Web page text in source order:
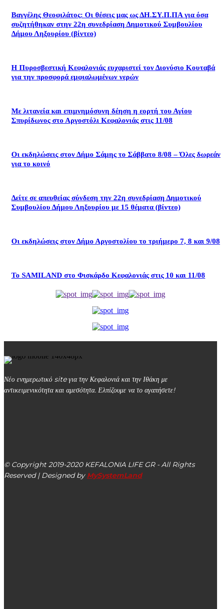
Βαγγέλης Θεοφιλάτος: Οι θέσεις μας ως ΔΗ.ΣΥ.Π.ΠΑ για όσα
συζητήθηκαν στην 22η συνεδρίαση Δημοτικού Συμβουλίου
Δήμου Ληξουρίου (βίντεο)
Η Πυροσβεστική Κεφαλονιάς ευχαριστεί τον Διονύσιο Κουταβά
για την προσφορά εμφιαλωμένων νερών
Με λιτανεία και επιμνημόσυνη δέηση η εορτή του Αγίου
Σπυρίδωνος στο Αργοστόλι Κεφαλονιάς στις 11/08
Οι εκδηλώσεις στον Δήμο Σάμης το Σάββατο 8/08 – Όλες δωρεάν
για το κοινό
Δείτε σε απευθείας σύνδεση την 22η συνεδρίαση Δημοτικού
Συμβουλίου Δήμου Ληξουρίου με 15 θέματα (βίντεο)
Οι εκδηλώσεις στον Δήμο Αργοστολίου το τριήμερο 7, 8 και 9/08
Το SAMILAND στο Φισκάρδο Κεφαλονιάς στις 10 και 11/08
Νέο ενημερωτικό site για την Κεφαλονιά και την Ιθάκη με
αντικειμενικότητα και αμεσότητα. Ελπίζουμε να το αγαπήσετε!
© Copyright 2019-2020 KEFALONIA LIFE GR - All Rights
Reserved | Designed by MySystemLand